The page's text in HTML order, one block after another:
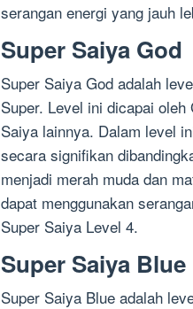
serangan energi yang jauh
Super Saiya God
Super Saiya God adalah
Super. Level ini dicapai
Saiya lainnya. Dalam level
secara signifikan
menjadi merah muda dan
dapat menggunakan
Super Saiya Level 4.
Super Saiya Blue
Super Saiya Blue adalah